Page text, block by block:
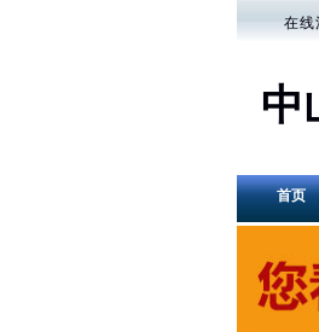
在线
中
首页